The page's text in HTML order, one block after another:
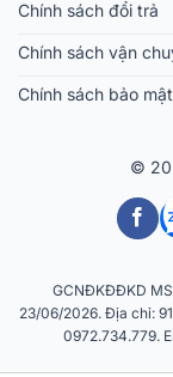
Chính sách đổi trả
Chính sách vận
Chính sách bảo
©
GCNĐKĐĐKD
23/06/2026. Địa chỉ:
0972.734.779.